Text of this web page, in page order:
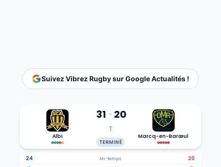
Suivez Vibrez Rugby sur Google Actualités !
Albi
31 - 20
T
TERMINÉ
Marcq-en-Barœul
24 Mi-temps
20